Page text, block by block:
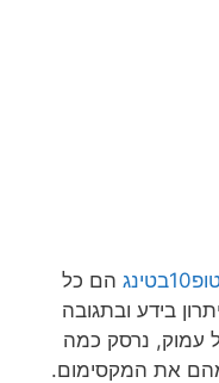
הם כל
בידע ובתגובה
עמוק, נרסק כמה
את המקסימום.